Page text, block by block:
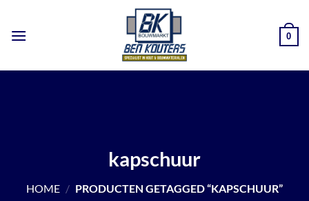
inhoud
0
kapschuur
HOME / PRODUCTEN GETAGGED “KAPSCHUUR”